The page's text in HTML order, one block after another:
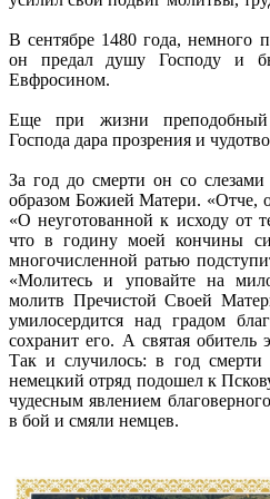
В сентябре 1480 года, немного
он предал душу Господу и
Евфросином.
Еще при жизни преподобный
Господа дара прозрения и
За год до смерти он со
образом Божией Матери. «Отче,
«О неуготованной к исходу от
что в годину моей кончины
многочисленной ратью
«Молитесь и уповайте на
молитв Пречистой Своей
умилосердится над градом
сохранит его. А святая обитель
Так и случилось: в год смерти
немецкий отряд подошел к
чудесным явлением
в бой и смяли немцев.